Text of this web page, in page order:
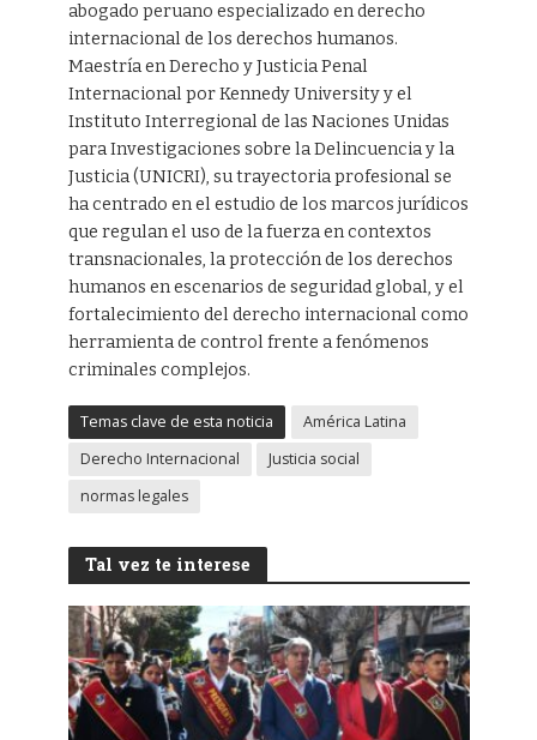
abogado peruano especializado en derecho
internacional de los derechos humanos.
Maestría en Derecho y Justicia Penal
Internacional por Kennedy University y el
Instituto Interregional de las Naciones Unidas
para Investigaciones sobre la Delincuencia y la
Justicia (UNICRI), su trayectoria profesional se
ha centrado en el estudio de los marcos jurídicos
que regulan el uso de la fuerza en contextos
transnacionales, la protección de los derechos
humanos en escenarios de seguridad global, y el
fortalecimiento del derecho internacional como
herramienta de control frente a fenómenos
criminales complejos.
Temas clave de esta noticia
América Latina
Derecho Internacional
Justicia social
normas legales
Tal vez te interese